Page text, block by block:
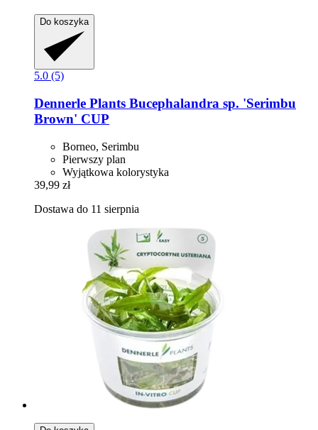
Do koszyka
5.0 (5)
Dennerle Plants Bucephalandra sp. 'Serimbu
Brown' CUP
Borneo, Serimbu
Pierwszy plan
Wyjątkowa kolorystyka
39,99 zł
Dostawa do 11 sierpnia